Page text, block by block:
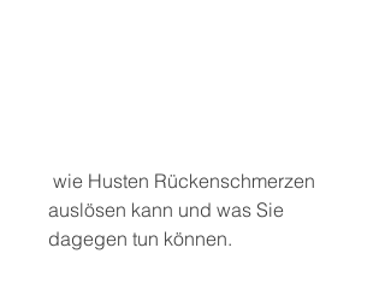
auslösen kann und was Sie
dagegen tun können.